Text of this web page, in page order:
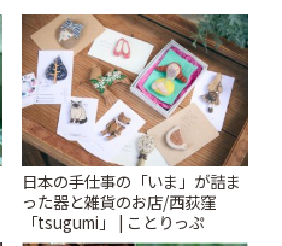
日本の手仕事の「いま」が詰ま
った器と雑貨のお店/西荻窪
「tsugumi」 | ことりっぷ